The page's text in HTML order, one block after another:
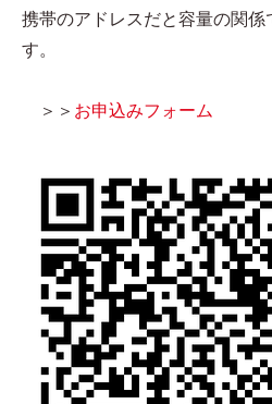
携帯のアドレスだと容量の関係
す。
＞＞ お申込みフォーム